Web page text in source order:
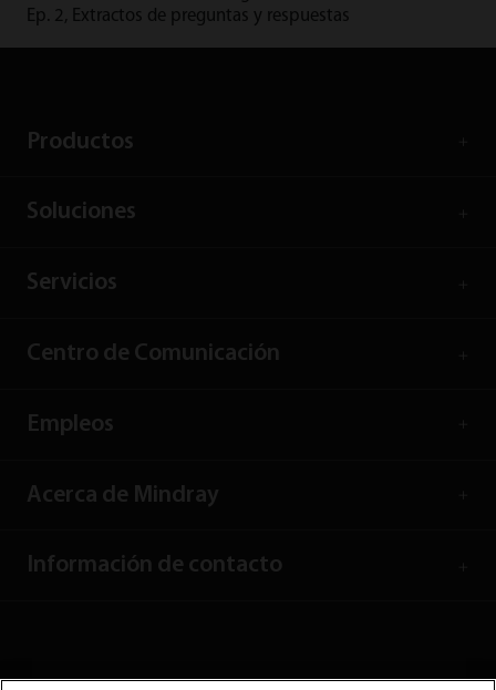
Ep. 2, Extractos de preguntas y respuestas
Productos
Soluciones
Servicios
Centro de Comunicación
Empleos
Acerca de Mindray
Información de contacto